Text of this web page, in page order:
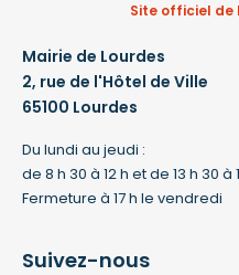
Site officiel de
Mairie de Lourdes
2, rue de l'Hôtel de Ville
65100 Lourdes
Du lundi au jeudi :
de 8 h 30 à 12 h et de 13 h 30 à
Fermeture à 17 h le vendredi
Suivez-nous